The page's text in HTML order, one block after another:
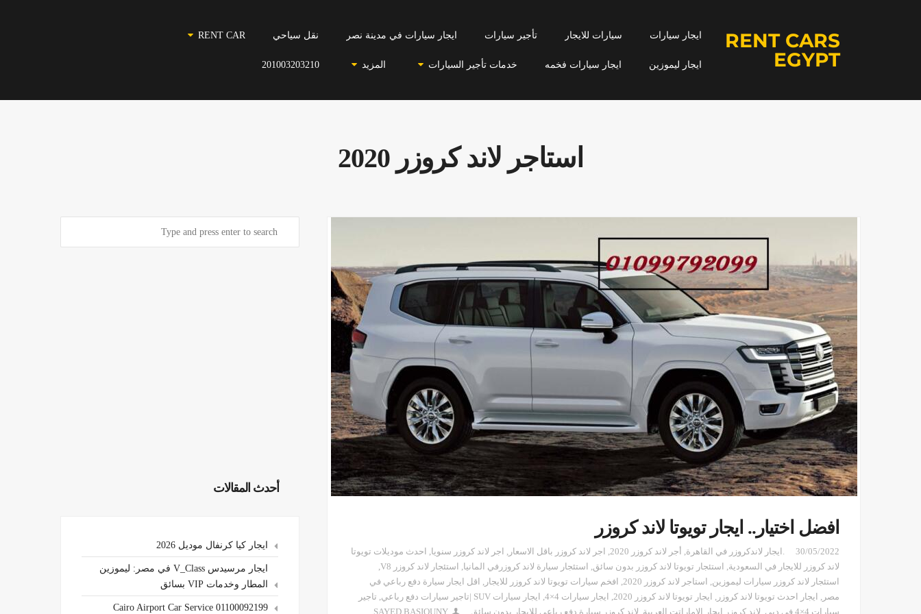
RENT CARS
EGYPT
ايجار سيارات سيارات للايجار تأجير سيارات ايجار سيارات في مدينة نصر نقل سياحي RENT CAR
ايجار ليموزين ايجار سيارات فخمه خدمات تأجير السيارات المزيد 201003203210
استاجر لاند كروزر 2020
افضل اختيار.. ايجار تويوتا لاند كروزر
30/05/2022 .ايجار لاندكروزر في القاهرة, أجر لاند كروزر 2020 , اجر لاند كروزر باقل الاسعار , اجر لاند كروزر سنويا, احدث موديلات تويوتا
لاند كروزر للايجار في السعودية, استئجار تويوتا لاند كروزر بدون سائق, استئجار سيارة لاند كروزرفي المانيا, استئجار لاند كروزر V8
,
استئجار لاند كروزر سيارات ليموزين, استاجر لاند كروزر 2020 , افخم سيارات تويوتا لاند كروزر للايجار , اقل ايجار سيارة دفع رباعي في
مصر , ايجار احدث تويوتا لاند كروزر , ايجار تويوتا لاند كروزر 2020 , ايجار سيارات 4×4 , ايجار سيارات SUV |تاجير سيارات دفع رباعي , تاجير
سيارات 4×4 في دبي
لاند كروزر ايجار الاماراتت العربية لاند كروزر سيارة دفع رباعي للايجار بدون سائق SAYED BASIOUNY
أحدث المقالات
ايجار كيا كرنفال موديل 2026
ايجار مرسيدس V_Class في مصر: ليموزين
المطار وخدمات VIP بسائق
Cairo Airport Car Service 01100092199